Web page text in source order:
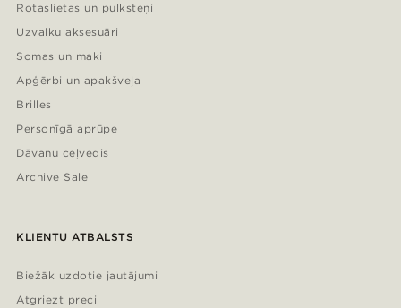
Rotaslietas un pulksteņi
Uzvalku aksesuāri
Somas un maki
Apģērbi un apakšveļa
Brilles
Personīgā aprūpe
Dāvanu ceļvedis
Archive Sale
KLIENTU ATBALSTS
Biežāk uzdotie jautājumi
Atgriezt preci